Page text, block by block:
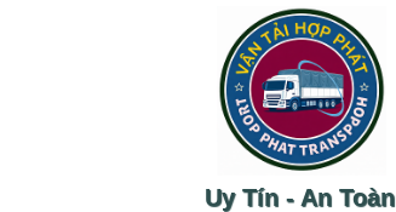
Uy Tín - An Toàn